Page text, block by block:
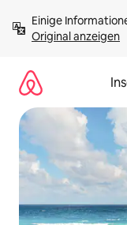
Inhalten
springenOriginal anzeigen